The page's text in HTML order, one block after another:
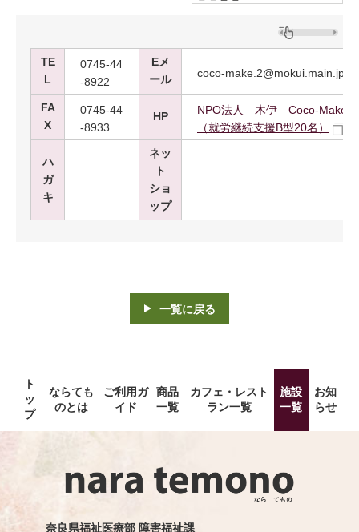
TE
L
0745-44
-8922
Eメ
ール
coco-make.2@mokui.main.jp
FA
X
0745-44
-8933
HP
NPO法人 木伊 Coco-Make葛
（就労継続支援B型20名）
ハ
ガ
キ
ネッ
ト
ショ
ップ
一覧に戻る
ト
ッ
プ
ならても
のとは
ご利用ガ
イド
商品
一覧
カフェ・レスト
ラン一覧
施設
一覧
お知
らせ
奈良県福祉医療部 障害福祉課